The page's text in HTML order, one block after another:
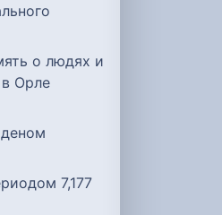
о людях и
Орле
7,177